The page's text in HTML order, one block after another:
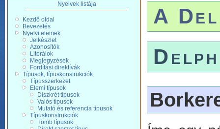
Nyelvek listája
Kezdő oldal
Bevezetés
Nyelvi elemek
Jelkészlet
Azonosítók
Literálok
Megjegyzések
Fordítási direktívák
Típusok, típuskonstrukciók
Típusszerkezet
Elemi típusok
Diszkrét típusok
Valós típusok
Mutató és referencia típusok
Típuskonstrukciók
Tömb típusok
A